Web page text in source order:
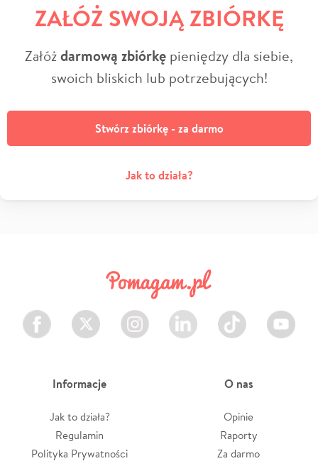
ZAŁÓŻ SWOJĄ ZBIÓRKĘ
Załóżdarmową zbiórkę pieniędzy dla siebie,
swoich bliskich lub potrzebujących!
Stwórz zbiórkę - za darmo
Jak to działa?
Facebook Twitter Instagram LinkedIn TikTok Youtube
Informacje
Jak to działa?
Regulamin
Polityka Prywatności
O nas
Opinie
Raporty
Za darmo